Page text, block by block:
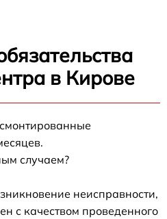
в Кирове
случаем?
неисправности,
с качеством проведенного